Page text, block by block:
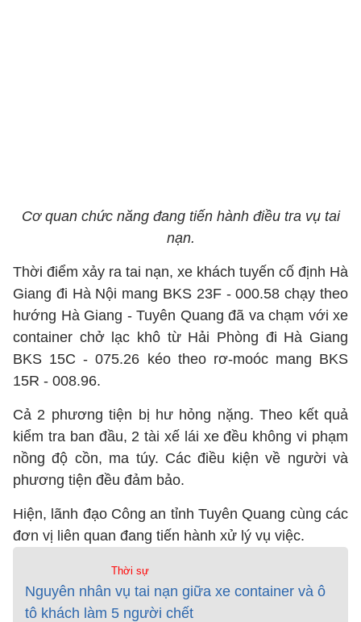
Cơ quan chức năng đang tiến hành điều tra vụ tai
nạn.
Thời điểm xảy ra tai nạn, xe khách tuyến cố định Hà
Giang đi Hà Nội mang BKS 23F - 000.58 chạy theo
hướng Hà Giang - Tuyên Quang đã va chạm với xe
container chở lạc khô từ Hải Phòng đi Hà Giang
BKS 15C - 075.26 kéo theo rơ-moóc mang BKS
15R - 008.96.
Cả 2 phương tiện bị hư hỏng nặng. Theo kết quả
kiểm tra ban đầu, 2 tài xế lái xe đều không vi phạm
nồng độ cồn, ma túy. Các điều kiện về người và
phương tiện đều đảm bảo.
Hiện, lãnh đạo Công an tỉnh Tuyên Quang cùng các
đơn vị liên quan đang tiến hành xử lý vụ việc.
Thời sự
Nguyên nhân vụ tai nạn giữa xe container và ô
tô khách làm 5 người chết